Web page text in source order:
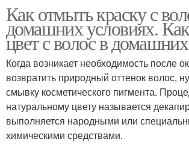
Как отмыть краску с
домашних условиях.
цвет с волос в
Когда возникает необходимость после
возвратить природный оттенок волос,
смывку косметического пигмента.
натуральному цвету называется
выполняется народными или
химическими средствами.